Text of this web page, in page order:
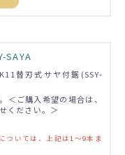
SAYA
替刃式サヤ付鋸(SSY-
＜ご購入希望の場合は、
ください。＞
ついては、上記は1～9本ま